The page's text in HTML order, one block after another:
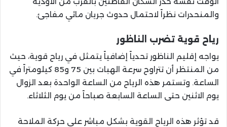
والمنحدرات نظراً لاحتمال حدوث جريان مائي مفاجئ.
رياح قوية تضرب الناظور
يواجه إقليم الناظور تحدياً إضافياً يتمثل في رياح قوية، حيث
من المنتظر أن تتراوح سرعة الهبات بين 75 و85 كيلومتراً في
الساعة. وتستمر هذه الرياح من الساعة الواحدة بعد الزوال
يوم الاثنين حتى الساعة السابعة صباحاً من يوم الثلاثاء.
قد تؤثر هذه الرياح القوية بشكل مباشر على حركة الملاحة